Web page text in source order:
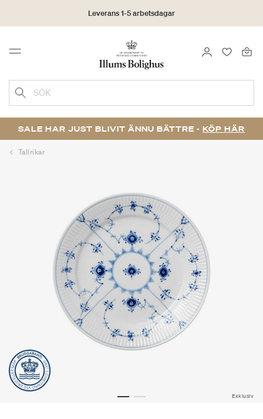
Leverans 1-5 arbetsdagar
Click & Collect | Beställ online - hämta i butiken
30 dagars returrätt
Menu LOGGA IN
SÖK
SALE HAR JUST BLIVIT ÄNNU BÄTTRE - KÖP HÄR
Tallrikar
Exklusiv